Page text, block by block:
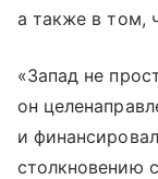
а также в том,
«Запад не
он
и
столкновению